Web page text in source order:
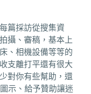
篇採訪從搜集資
攝、審稿，基本上
、相機設備等等的
支離打平還有很大
對你有些幫助，還
示、給予贊助讓迷